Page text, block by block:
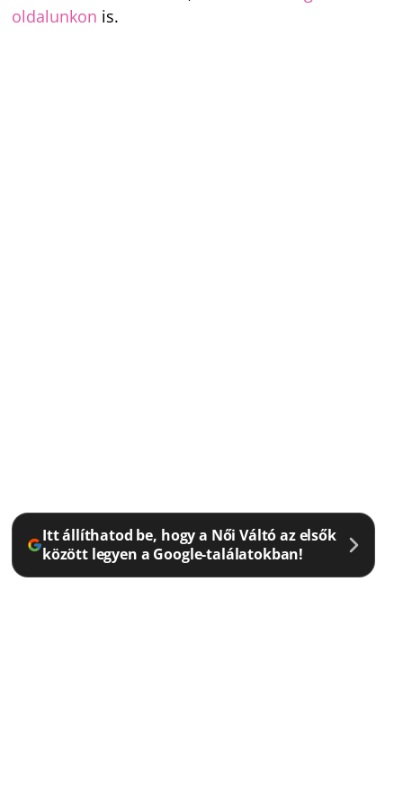
oldalunkon is.
Itt állíthatod be, hogy a Női Váltó az elsők
között legyen a Google-találatokban!